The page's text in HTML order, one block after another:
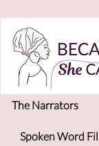
The Narrators
Spoken Word